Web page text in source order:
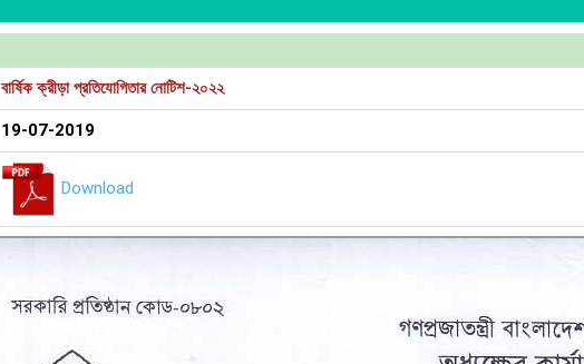
বার্ষিক ক্রীড়া প্রতিযোগিতার নোটিশ-২০২২
19-07-2019
Download